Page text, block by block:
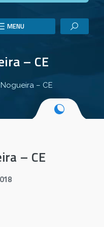
MENU
– CE
– CE
– CE